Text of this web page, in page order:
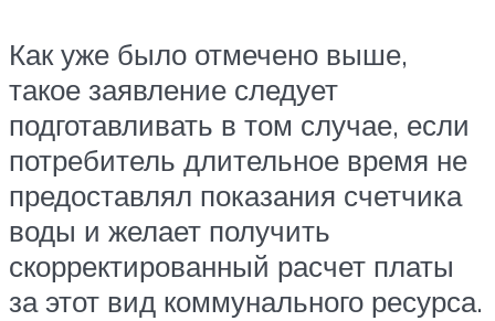
Как уже было отмечено выше,
такое заявление следует
подготавливать в том случае, если
потребитель длительное время не
предоставлял показания счетчика
воды и желает получить
скорректированный расчет платы
за этот вид коммунального ресурса.